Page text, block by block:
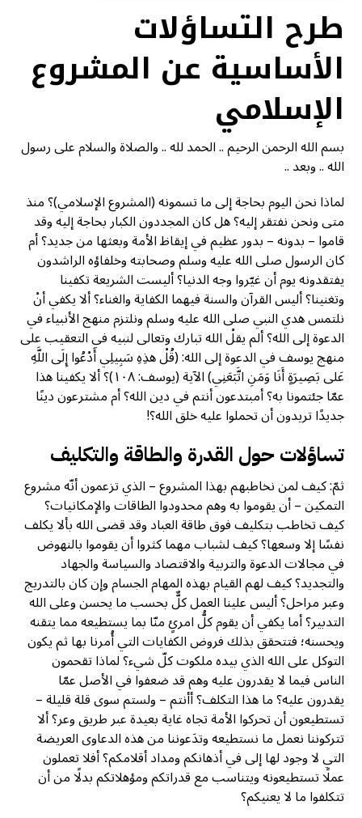
طرح التساؤلات
الأساسية عن المشروع
الإسلامي
بسم الله الرحمن الرحيم .. الحمد لله .. والصلاة والسلام على رسول
الله .. وبعد ..
لماذا نحن اليوم بحاجة إلى ما تسمونه (المشروع الإسلامي)؟ منذ
متى ونحن نفتقر إليه؟ هل كان المجددون الكبار بحاجة إليه وقد
قاموا – بدونه – بدور عظيم في إيقاظ الأمة وبعثها من جديد؟ أم
كان الرسول صلى الله عليه وسلم وصحابته وخلفاؤه الراشدون
يفتقدونه يوم أن غيّروا وجه الدنيا؟ أليست الشريعة تكفينا
وتغنينا؟ أليس القرآن والسنة فيهما الكفاية والغناء؟ ألا يكفي أنْ
نلتمس هدي النبي صلى الله عليه وسلم ونلتزم منهج الأنبياء في
الدعوة إلى الله؟ ألم يقلْ الله تبارك وتعالى لنبيه في التعقيب على
منهج يوسف في الدعوة إلى الله: (قُلْ ‌هذِهِ ‌سَبِيلِي أَدْعُوا إِلَى اللَّهِ
عَلى بَصِيرَةٍ أَنَا وَمَنِ اتَّبَعَنِي) الآية (يوسف: ١٠٨)؟ ألا يكفينا هذا
عمّا جئتمونا به؟ أمبتدعون أنتم في دين الله؟ أم مشترعون دينًا
جديدًا تريدون أن تحملوا عليه خلق الله؟!
تساؤلات حول القدرة والطاقة والتكليف
ثمّ: كيف لمن نخاطبهم بهذا المشروع – الذي تزعمون أنّه مشروع
التمكين – أن يقوموا به وهم محدودوا الطاقات والإمكانيات؟
كيف تخاطب بتكليف فوق طاقة العباد وقد قضى الله بألا يكلف
نفسًا إلا وسعها؟ كيف لشباب مهما كثروا أن يقوموا بالنهوض
في مجالات الدعوة والتربية والاقتصاد والسياسة والجهاد
والتجديد؟ كيف لهم القيام بهذه المهام الجسام وإن كان بالتدريج
وعبر مراحل؟ أليس علينا العمل كلٌّ بحسب ما يحسن وعلى الله
التدبير؟ أما يكفي أن يقوم كلُّ امرئٍ منّا بما يستطيعه مما يتقنه
ويحسنه؛ فتتحقق بذلك فروض الكفايات التي أُمرنا بها ثم يكون
التوكل على الله الذي بيده ملكوت كلّ شيء؟ لماذا تقحمون
الناس فيما لا يقدرون عليه وهم قد ضعفوا في الأصل عمّا
يقدرون عليه؟ ما هذا التكلف؟ أأنتم – ولستم سوى قلة قليلة –
تستطيعون أن تحركوا الأمة تجاه غاية بعيدة عبر طريق وعر؟ ألا
تتركوننا نعمل ما نستطيعه وتدَعوننا من هذه الدعاوى العريضة
التي لا وجود لها إلى في أذهانكم ومداد أقلامكم؟ أفلا تعملون
عملًا تستطيعونه ويتناسب مع قدراتكم ومؤهلاتكم بدلًا من أن
تتكلفوا ما لا يعنيكم؟